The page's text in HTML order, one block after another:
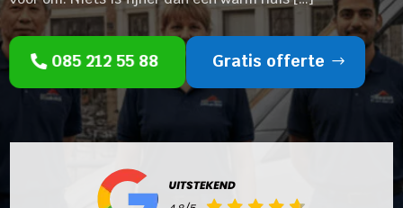
085 212 55 88 Gratis offerte